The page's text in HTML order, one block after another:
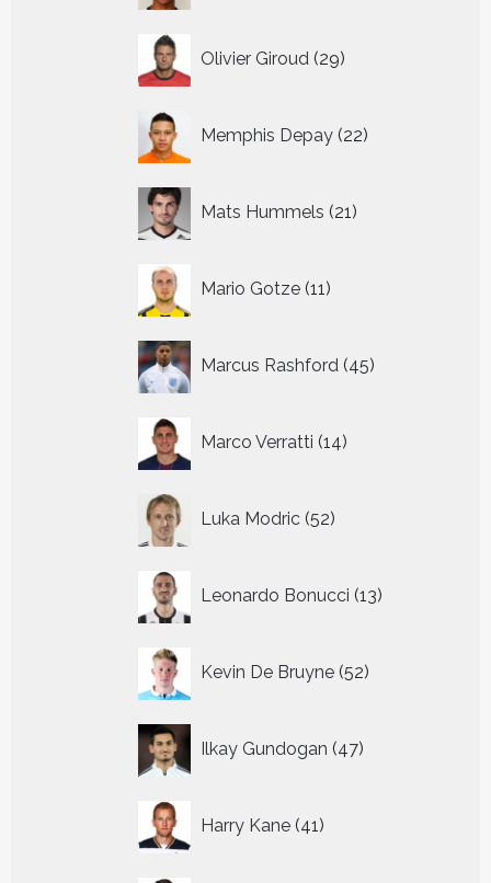
Olivier Giroud 29
producten
Memphis Depay 22
producten
Mats Hummels 21
producten
Mario Gotze 11
producten
Marcus Rashford 45
producten
Marco Verratti 14
producten
Luka Modric 52
producten
Leonardo Bonucci 13
producten
Kevin De Bruyne 52
producten
Ilkay Gundogan 47
producten
Harry Kane 41
producten